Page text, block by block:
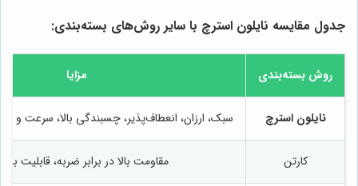
جدول مقایسه نایلون استرچ با سایر روش‌های بسته‌بندی:
روش بسته‌بندی مزایا
نایلون استرچ سبک، ارزان، انعطاف‌پذیر، چسبندگی بالا، سرعت و
کارتن مقاومت بالا در برابر ضربه، قابلیت